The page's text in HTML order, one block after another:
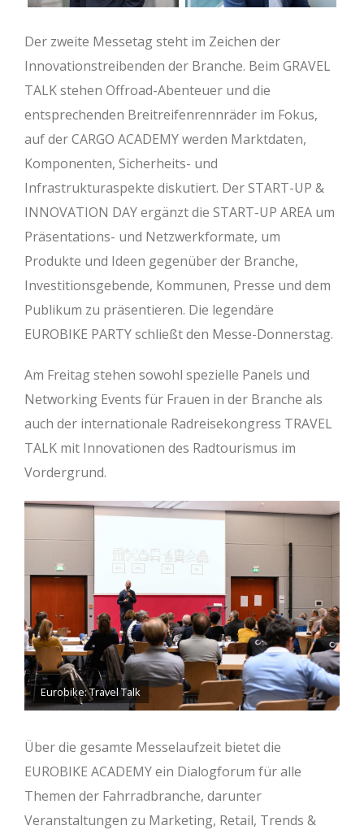
Der zweite Messetag steht im Zeichen der
Innovationstreibenden der Branche. Beim GRAVEL
TALK stehen Offroad-Abenteuer und die
entsprechenden Breitreifenrennräder im Fokus,
auf der CARGO ACADEMY werden Marktdaten,
Komponenten, Sicherheits- und
Infrastrukturaspekte diskutiert. Der START-UP &
INNOVATION DAY ergänzt die START-UP AREA um
Präsentations- und Netzwerkformate, um
Produkte und Ideen gegenüber der Branche,
Investitionsgebende, Kommunen, Presse und dem
Publikum zu präsentieren. Die legendäre
EUROBIKE PARTY schließt den Messe-Donnerstag.
Am Freitag stehen sowohl spezielle Panels und
Networking Events für Frauen in der Branche als
auch der internationale Radreisekongress TRAVEL
TALK mit Innovationen des Radtourismus im
Vordergrund.
Eurobike: Travel Talk
Über die gesamte Messelaufzeit bietet die
EUROBIKE ACADEMY ein Dialogforum für alle
Themen der Fahrradbranche, darunter
Veranstaltungen zu Marketing, Retail, Trends &